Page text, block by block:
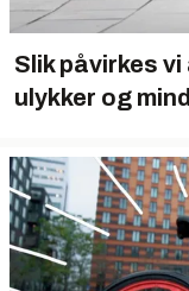
Slik påvirkes
ulykker og